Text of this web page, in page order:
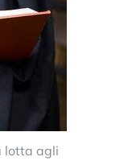
lotta agli